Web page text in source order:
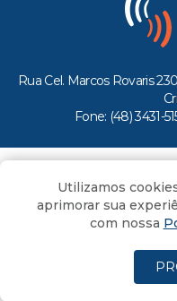
Rua Cel. Marcos Rovaris
Fone: (48) 3431-
Todos os
Utilizamos
aprimorar sua
com nossa